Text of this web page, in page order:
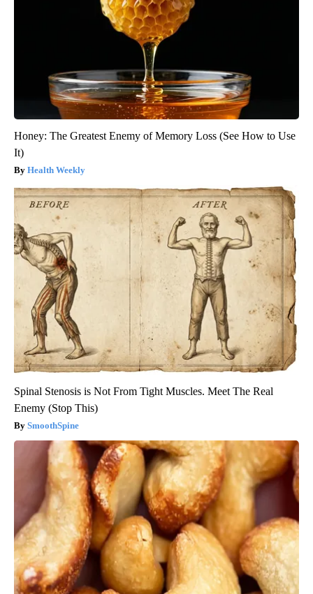
Honey: The Greatest Enemy of Memory Loss (See How to Use
It)
Health Weekly
Spinal Stenosis is Not From Tight Muscles. Meet The Real
Enemy (Stop This)
SmoothSpine